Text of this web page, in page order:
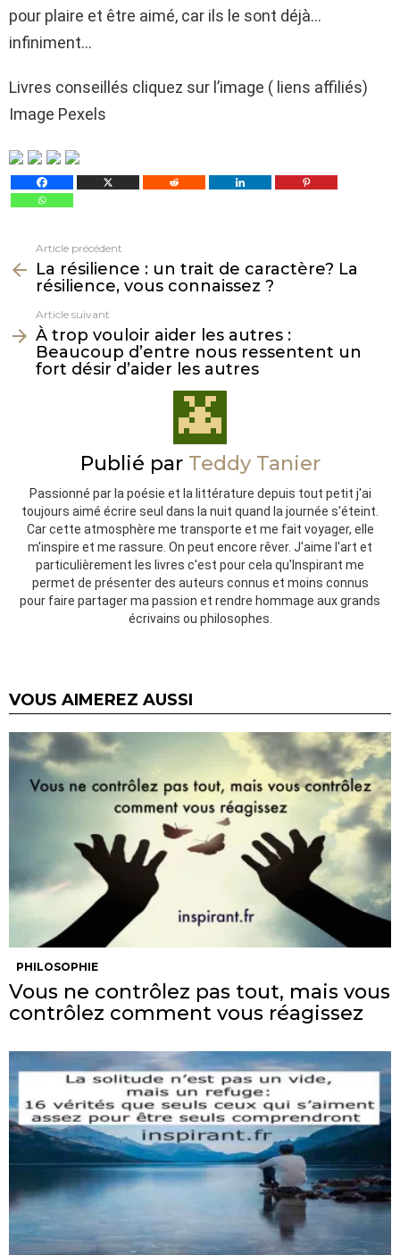
pour plaire et être aimé, car ils le sont déjà…
infiniment…
Livres conseillés cliquez sur l’image ( liens affiliés)
Image Pexels
plus
Article précédent
La résilience : un trait de caractère? La
résilience, vous connaissez ?
Article suivant
À trop vouloir aider les autres :
Beaucoup d’entre nous ressentent un
fort désir d’aider les autres
Publié par Teddy Tanier
Passionné par la poésie et la littérature depuis tout petit j'ai
toujours aimé écrire seul dans la nuit quand la journée s'éteint.
Car cette atmosphère me transporte et me fait voyager, elle
m'inspire et me rassure. On peut encore rêver. J'aime l'art et
particulièrement les livres c'est pour cela qu'Inspirant me
permet de présenter des auteurs connus et moins connus
pour faire partager ma passion et rendre hommage aux grands
écrivains ou philosophes.
VOUS AIMEREZ AUSSI
PHILOSOPHIE
Vous ne contrôlez pas tout, mais vous
contrôlez comment vous réagissez